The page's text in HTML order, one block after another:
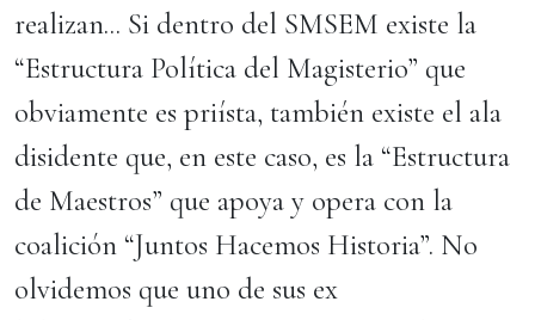
realizan... Si dentro del SMSEM existe la
“Estructura Política del Magisterio” que
obviamente es priísta, también existe el ala
disidente que, en este caso, es la “Estructura
de Maestros” que apoya y opera con la
coalición “Juntos Hacemos Historia”. No
olvidemos que uno de sus ex